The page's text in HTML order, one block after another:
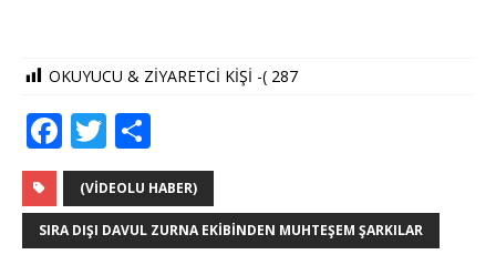
OKUYUCU & ZİYARETCİ KİŞİ -( 287
F
a
c
e
T
w
it
te
h
ar
e
(VIDEOLU HABER)
SIRA DIŞI DAVUL ZURNA EKIBINDEN MUHTEŞEM ŞARKILAR